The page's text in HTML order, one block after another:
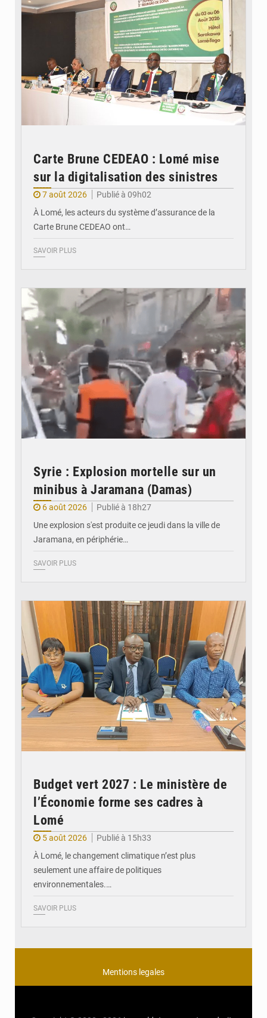
Carte Brune CEDEAO : Lomé mise
sur la digitalisation des sinistres
7 août 2026
Publié à 09h02
À Lomé, les acteurs du système d’assurance de la
Carte Brune CEDEAO ont…
SAVOIR PLUS
Syrie : Explosion mortelle sur un
minibus à Jaramana (Damas)
6 août 2026
Publié à 18h27
Une explosion s'est produite ce jeudi dans la ville de
Jaramana, en périphérie…
SAVOIR PLUS
Budget vert 2027 : Le ministère de
l’Économie forme ses cadres à
Lomé
5 août 2026
Publié à 15h33
À Lomé, le changement climatique n’est plus
seulement une affaire de politiques
environnementales.…
SAVOIR PLUS
Mentions legales